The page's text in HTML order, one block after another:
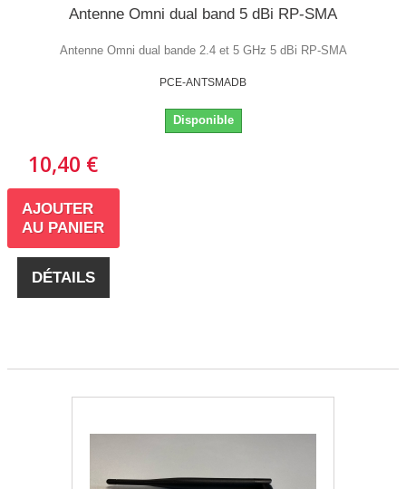
Antenne Omni dual band 5 dBi RP-SMA
Antenne Omni dual bande 2.4 et 5 GHz 5 dBi RP-SMA
PCE-ANTSMADB
Disponible
10,40 €
AJOUTER
AU PANIER
DÉTAILS